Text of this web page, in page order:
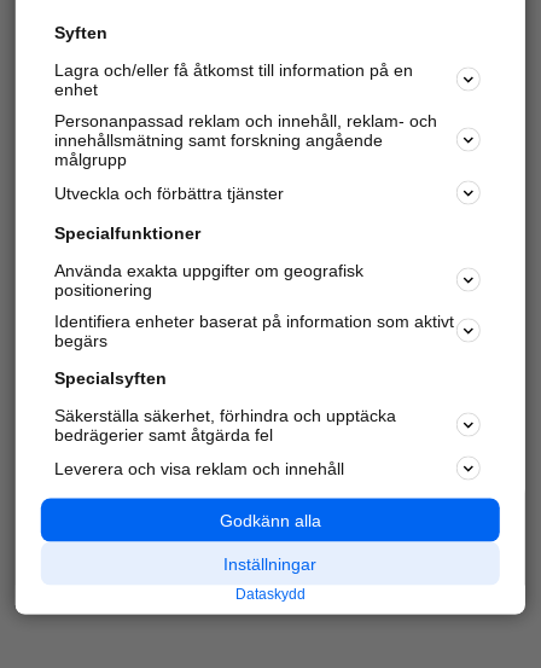
Har du redan verifierat ditt företag? Logga in
Varje vecka besöker du och4 miljoner
andra
härliga användare oss för att hitta rätt lokal
information om företag, privatpersoner och
platser.
Syften
Lagra och/eller få åtkomst till information på en
enhet
Personanpassad reklam och innehåll, reklam- och
innehållsmätning samt forskning angående
målgrupp
Utveckla och förbättra tjänster
Specialfunktioner
Använda exakta uppgifter om geografisk
positionering
Identifiera enheter baserat på information som aktivt
begärs
Specialsyften
Säkerställa säkerhet, förhindra och upptäcka
bedrägerier samt åtgärda fel
Leverera och visa reklam och innehåll
Godkänn alla
Inställningar
Dataskydd